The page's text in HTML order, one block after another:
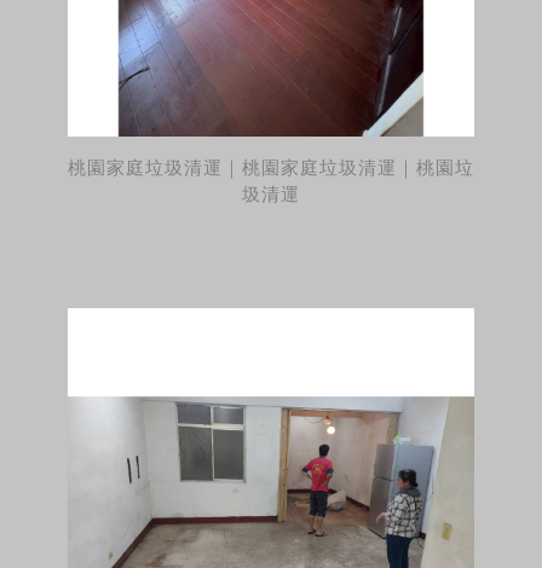
桃園家庭垃圾清運｜桃園家庭垃圾清運｜桃園垃
圾清運